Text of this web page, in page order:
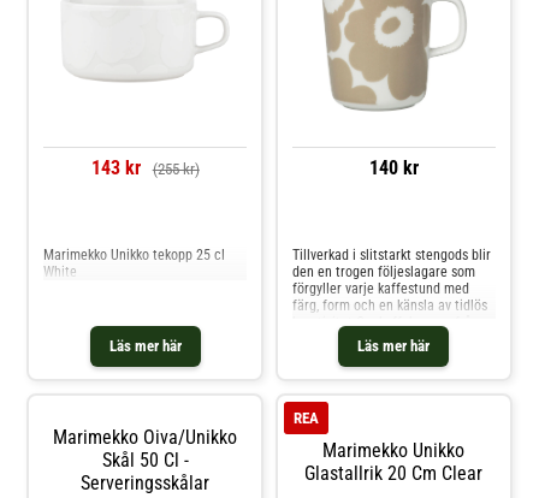
143 kr (255 kr)
Läs mer här
Marimekko Unikko tekopp 25 cl
White
140 kr
Läs mer här
Tillverkad i slitstarkt stengods blir
den en trogen följeslagare som
förgyller varje kaffestund med
färg, form och en känsla av tidlös
Marimekko- Förenar Maija Isolas
Unikko-mönster med Sami
Ruotsalainens Oiva-formgivning.-
hög kvalitet.- Tål maskindisk, ugn,
mikrovågsugn och frys. Shoppa
Kaffekoppar och mer Muggar &
Koppar hos Royal Design.
Marimekko Oiva/unikko
Skål 50 Cl -
Serveringsskålar
Marimekko Unikko
Glastallrik 20 Cm Clear
REA